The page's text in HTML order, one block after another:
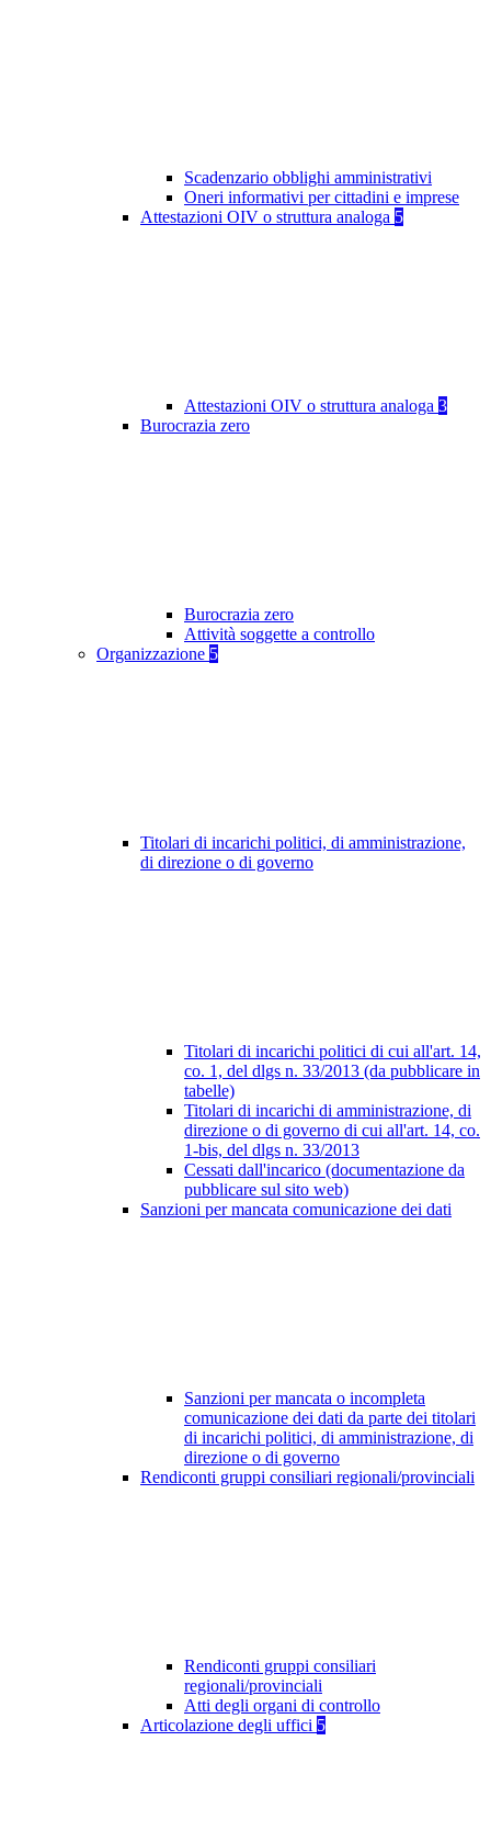
Scadenzario obblighi amministrativi
Oneri informativi per cittadini e imprese
Attestazioni OIV o struttura analoga 5
Attestazioni OIV o struttura analoga 3
Burocrazia zero
Burocrazia zero
Attività soggette a controllo
Organizzazione 5
Titolari di incarichi politici, di amministrazione,
di direzione o di governo
Titolari di incarichi politici di cui all'art. 14,
co. 1, del dlgs n. 33/2013 (da pubblicare in
tabelle)
Titolari di incarichi di amministrazione, di
direzione o di governo di cui all'art. 14, co.
1-bis, del dlgs n. 33/2013
Cessati dall'incarico (documentazione da
pubblicare sul sito web)
Sanzioni per mancata comunicazione dei dati
Sanzioni per mancata o incompleta
comunicazione dei dati da parte dei titolari
di incarichi politici, di amministrazione, di
direzione o di governo
Rendiconti gruppi consiliari regionali/provinciali
Rendiconti gruppi consiliari
regionali/provinciali
Atti degli organi di controllo
Articolazione degli uffici 5